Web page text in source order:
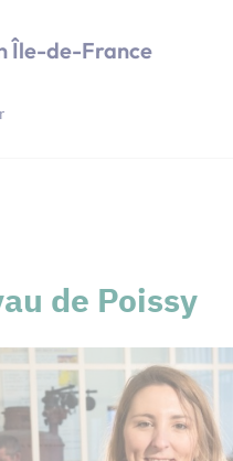
Île-de-France
de Poissy